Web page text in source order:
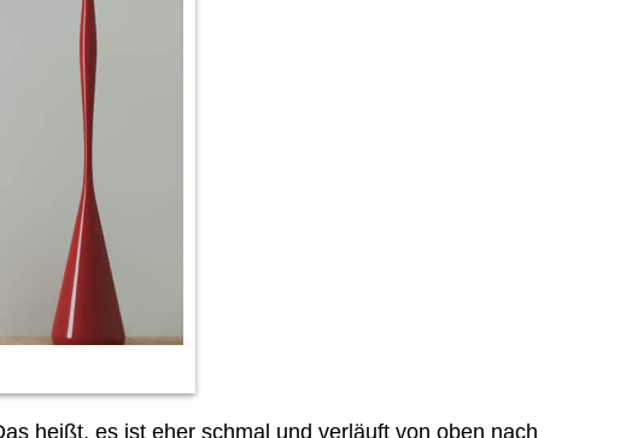
heißt, es ist eher schmal und verläuft von oben nach